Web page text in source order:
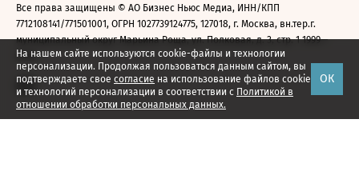
На нашем сайте используются cookie-файлы и технологии
персонализации. Продолжая пользоваться данным сайтом, вы
подтверждаете свое согласие на использование файлов cookie
и технологий персонализации в соответствии с Политикой в
отношении обработки персональных данных.
ОК
Все права защищены © АО Бизнес Ньюс Медиа, ИНН/КПП
7712108141/771501001, ОГРН 1027739124775, 127018, г. Москва, вн.тер.г.
муниципальный округ Марьина Роща, ул. Полковая, д. 3, стр. 1 1999—
2026